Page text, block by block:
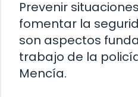
Prevenir
fomentar la
son aspectos
trabajo de la
Mencía.